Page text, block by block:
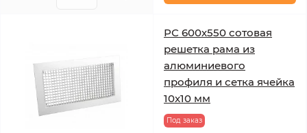
РС 600х550 сотовая
решетка рама из
алюминиевого
профиля и сетка ячейка
10x10 мм
Под заказ